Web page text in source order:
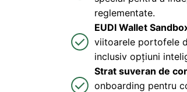
reglementate.
EUDI Wallet
viitoarele portofele
inclusiv opțiuni
Strat suveran de
onboarding pentru